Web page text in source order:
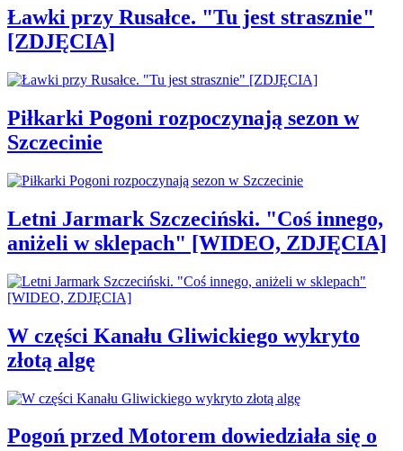
Ławki przy Rusałce. "Tu jest strasznie"
[ZDJĘCIA]
Piłkarki Pogoni rozpoczynają sezon w
Szczecinie
Letni Jarmark Szczeciński. "Coś innego,
aniżeli w sklepach" [WIDEO, ZDJĘCIA]
W części Kanału Gliwickiego wykryto
złotą algę
Pogoń przed Motorem dowiedziała się o